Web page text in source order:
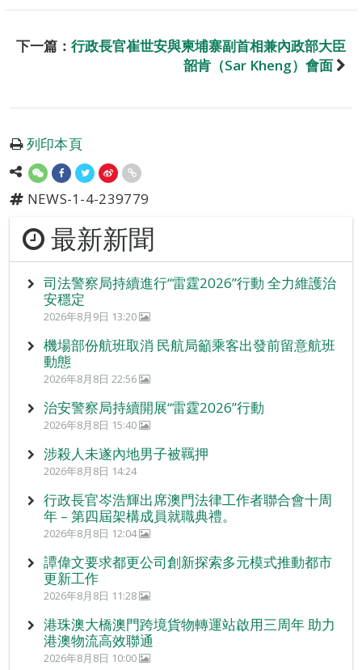
下一篇： 行政長官崔世安與柬埔寨副首相兼內政部大臣
韶肯（Sar Kheng）會面
列印本頁
NEWS-1-4-239779
最新新聞
司法警察局持續進行“雷霆2026”行動 全力維護治
安穩定
2026年8月9日 13:20
機場部份航班取消 民航局籲乘客出發前留意航班
動態
2026年8月8日 22:56
治安警察局持續開展“雷霆2026”行動
2026年8月8日 15:40
涉殺人未遂內地男子被羈押
2026年8月8日 14:24
行政長官岑浩輝出席澳門法律工作者聯合會十周
年 – 第四屆架構成員就職典禮。
2026年8月8日 12:04
譚偉文要求都更公司創新探索多元模式推動都市
更新工作
2026年8月8日 11:28
港珠澳大橋澳門跨境貨物轉運站啟用三周年 助力
港澳物流高效聯通
2026年8月8日 10:00